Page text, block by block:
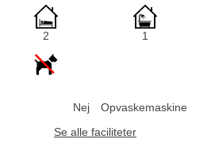
2 1
Nej Opvaskemaskine
Se alle faciliteter